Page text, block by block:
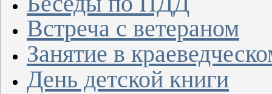
Встреча с ветераном
Занятие в
День детской книги